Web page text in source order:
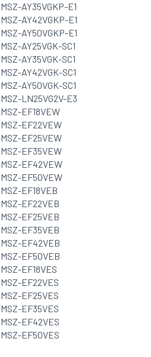
MSZ-AY35VGKP-E1
MSZ-AY42VGKP-E1
MSZ-AY50VGKP-E1
MSZ-AY25VGK-SC1
MSZ-AY35VGK-SC1
MSZ-AY42VGK-SC1
MSZ-AY50VGK-SC1
MSZ-LN25VG2V-E3
MSZ-EF18VEW
MSZ-EF22VEW
MSZ-EF25VEW
MSZ-EF35VEW
MSZ-EF42VEW
MSZ-EF50VEW
MSZ-EF18VEB
MSZ-EF22VEB
MSZ-EF25VEB
MSZ-EF35VEB
MSZ-EF42VEB
MSZ-EF50VEB
MSZ-EF18VES
MSZ-EF22VES
MSZ-EF25VES
MSZ-EF35VES
MSZ-EF42VES
MSZ-EF50VES